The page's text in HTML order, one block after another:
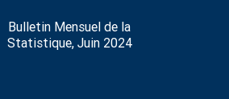
Bulletin Mensuel de la
Statistique, Juin 2024